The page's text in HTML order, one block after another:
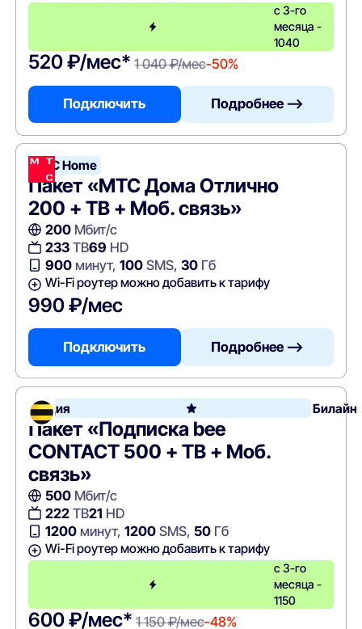
с 3-го
месяца -
1040
520 ₽/мес* 1 040 ₽/мес-50%
Подключить Подробнее —>
МТС Home
Пакет «МТС Дома Отлично
200 + ТВ + Моб. связь»
200Мбит/с
233ТВ69 HD
900минут, 100SMS, 30Гб
Wi-Fi роутер можно добавить к тарифу
990 ₽/мес
Подключить Подробнее —>
Акция Билайн
Пакет «Подписка bee
CONTACT 500 + ТВ + Моб.
связь»
500Мбит/с
222ТВ21 HD
1200минут, 1200SMS, 50Гб
Wi-Fi роутер можно добавить к тарифу
с 3-го
месяца -
1150
600 ₽/мес* 1 150 ₽/мес-48%